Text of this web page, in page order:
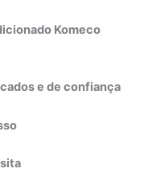
Komeco
e de confiança